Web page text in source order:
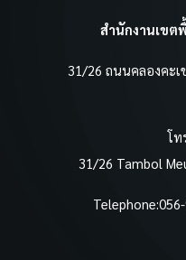
สำนักงานเข
31/26 ถนนคลองคะเ
โท
31/26 Tambol